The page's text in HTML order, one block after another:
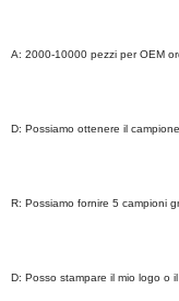
A: 2000-10000 pezzi per OEM
D: Possiamo ottenere il
R: Possiamo fornire 5 campioni
D: Posso stampare il mio logo o